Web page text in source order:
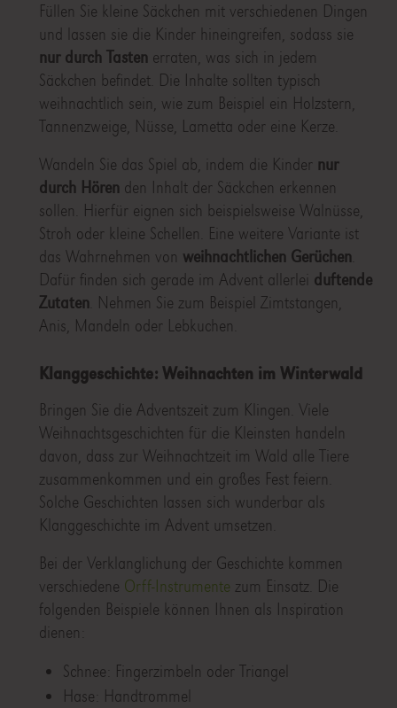
Füllen Sie kleine Säckchen mit verschiedenen Dingen
und lassen sie die Kinder hineingreifen, sodass sie
nur durch Tasten erraten, was sich in jedem
Säckchen befindet. Die Inhalte sollten typisch
weihnachtlich sein, wie zum Beispiel ein Holzstern,
Tannenzweige, Nüsse, Lametta oder eine Kerze.
Wandeln Sie das Spiel ab, indem die Kinder nur
durch Hören den Inhalt der Säckchen erkennen
sollen. Hierfür eignen sich beispielsweise Walnüsse,
Stroh oder kleine Schellen. Eine weitere Variante ist
das Wahrnehmen von weihnachtlichen Gerüchen
Dafür finden sich gerade im Advent allerlei duftende
Zutaten . Nehmen Sie zum Beispiel Zimtstangen,
Anis, Mandeln oder Lebkuchen.
Klanggeschichte: Weihnachten im Winterwald
Bringen Sie die Adventszeit zum Klingen. Viele
Weihnachtsgeschichten für die Kleinsten handeln
davon, dass zur Weihnachtzeit im Wald alle Tiere
zusammenkommen und ein großes Fest feiern.
Solche Geschichten lassen sich wunderbar als
Klanggeschichte im Advent umsetzen.
Bei der Verklanglichung der Geschichte kommen
verschiedene Orff-Instrumente zum Einsatz. Die
folgenden Beispiele können Ihnen als Inspiration
dienen:
Schnee: Fingerzimbeln oder Triangel
Hase: Handtrommel